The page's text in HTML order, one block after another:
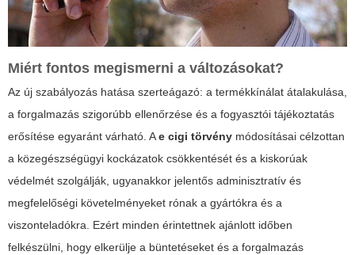
Miért fontos megismerni a változásokat?
Az új szabályozás hatása szerteágazó: a termékkínálat átalakulása,
a forgalmazás szigorúbb ellenőrzése és a fogyasztói tájékoztatás
erősítése egyaránt várható. Ae cigi törvény módosításai célzottan
a közegészségügyi kockázatok csökkentését és a kiskorúak
védelmét szolgálják, ugyanakkor jelentős adminisztratív és
megfelelőségi követelményeket rónak a gyártókra és a
viszonteladókra. Ezért minden érintettnek ajánlott időben
felkészülni, hogy elkerülje a büntetéseket és a forgalmazás